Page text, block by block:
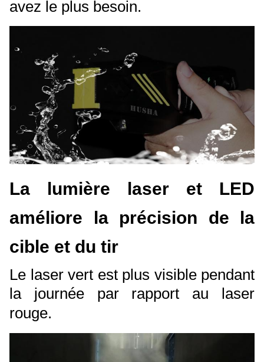
avez le plus besoin.
La lumière laser et LED
améliore la précision de la
cible et du tir
Le laser vert est plus visible pendant
la journée par rapport au laser
rouge.